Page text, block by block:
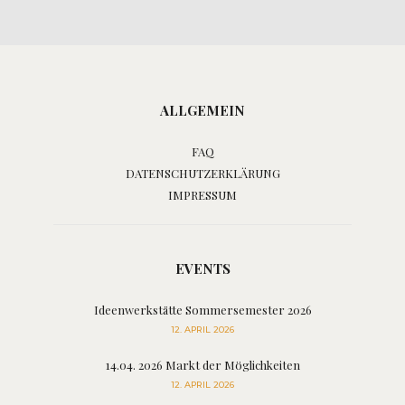
ALLGEMEIN
FAQ
DATENSCHUTZERKLÄRUNG
IMPRESSUM
EVENTS
Ideenwerkstätte Sommersemester 2026
12. APRIL 2026
14.04. 2026 Markt der Möglichkeiten
12. APRIL 2026